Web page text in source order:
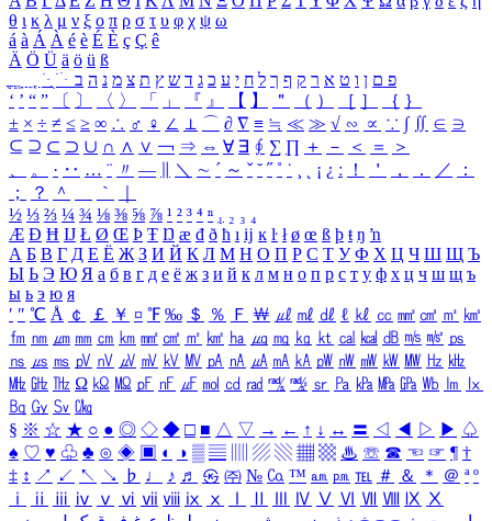
θ ι κ λ μ ν ξ ο π ρ σ τ υ φ χ ψ ω
á à Á À é è É È ç Ç ê
Ä Ö Ü ä ö ü ß
ִֶֹ ֻּ ׁׂ פ ם ן ו ט א ר ק ף ך ל ח י ע כ ג ד ש ץ ת צ מ נ ה ב
‘ ’ “ ” 〔 〕 〈 〉 「 」 『 』 【 】 ＂ （ ） ［ ］ ｛ ｝
± × ÷ ≠ ≤ ≥ ∞ ∴ ♂ ♀ ∠ ⊥ ⌒ ∂ ∇ ≡ ≒ ≪ ≫ √ ∽ ∝ ∵ ∫ ∬ ∈ ∋
⊆ ⊇ ⊂ ⊃ ∪ ∩ ∧ ∨ ￢ ⇒ ⇔ ∀ ∃ ∮ ∑ ∏ ＋ － ＜ ＝
＞
、
。 · ‥ … ¨ 〃 ― ＼ ∼ ´ ～ ˇ ˘ ˝ ˚ ˙ ¸ ¡ ¿ ː ！ ＇ ， ． ／
：
；
？ ＾ ｀
½ ⅓ ⅔ ¼ ¾ ⅛ ⅜ ⅝ ⅞ ¹ ² ³ ⁴ ⁿ ₁ ₂ ₃ ₄
Æ Ð Ħ Ĳ Ł Ø Œ Þ Ŧ Ŋ æ đ ð ħ ı ĳ ĸ ŀ ł ø œ ß þ ŧ ŋ ŉ
А Б В Г Д Е Ё Ж З И Й К Л М Н О П Р С Т У Ф Х Ц Ч Ш Щ Ъ
Ы Ь Э Ю Я а б в г д е ё ж з и й к л м н о п р с т у ф х ц ч ш щ ъ
ы ь э ю я
′ ″ ℃ Å ￠ ￡ ￥ ¤ ℉ ‰ ＄ ％ Ｆ ￦ ㎕ ㎖ ㎗ ℓ ㎘ ㏄ ㎣ ㎤ ㎥ ㎦
㎙ ㎚ ㎛ ㎜ ㎝ ㎞ ㎟ ㎠ ㎡ ㎢ ㏊ ㎍ ㎎ ㎏ ㏏ ㎈ ㎉ ㏈ ㎧ ㎨ ㎰
㎱ ㎲ ㎳ ㎴ ㎵ ㎶ ㎷ ㎸ ㎹ ㎀ ㎁ ㎂ ㎃ ㎄ ㎺ ㎻ ㎽ ㎾ ㎿ ㎐ ㎑
㎒ ㎓ ㎔ Ω ㏀ ㏁ ㎊ ㎋ ㎌ ㏖ ㏅ ㎭ ㎮ ㎯ ㏛ ㎩ ㎪ ㎫ ㎬ ㏝ ㏐
㏓
㏃ ㏉ ㏜ ㏆
§ ※ ☆ ★ ○ ● ◎ ◇ ◆ □ ■ △ ▽ → ← ↑ ↓ ↔ 〓 ◁ ◀ ▷ ▶ ♤
♠ ♡ ♥ ♧ ♣ ⊙ ◈ ▣ ◐ ◑ ▒ ▤ ▨ ▧ ▦ ▩ ♨ ☏ ☎ ☜ ☞ ¶ †
‡ ↕ ↗ ↙ ↖ ↘ ♭ ♩ ♪ ♬ ㉿ ㈜ № ㏇ ™ ㏂ ㏘ ℡ ＃ ＆ ＊ ＠ ª º
ⅰ
ⅱ ⅲ ⅳ ⅴ ⅵ ⅶ ⅷ ⅸ ⅹ Ⅳ Ⅴ Ⅵ Ⅶ Ⅷ Ⅸ Ⅹ